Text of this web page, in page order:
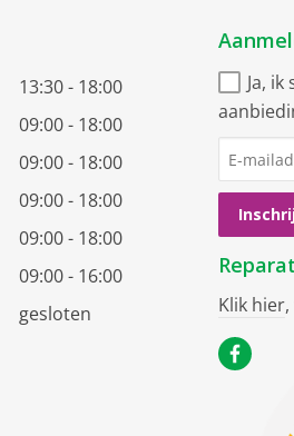
13:30 - 18:00
09:00 - 18:00
09:00 - 18:00
09:00 - 18:00
09:00 - 18:00
09:00 - 16:00
gesloten
Ja,
Klik hier